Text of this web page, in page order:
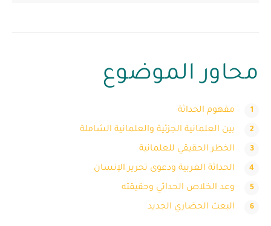
محاور الموضوع
مفهوم الحداثة
بين العلمانية الجزئية والعلمانية الشاملة
الخطر الحقيقي للعلمانية
الحداثة الغربية ودعوى تحرير الإنسان
وعد الخلاص الحداثي وحقيقته
البعث الحضاري الجديد